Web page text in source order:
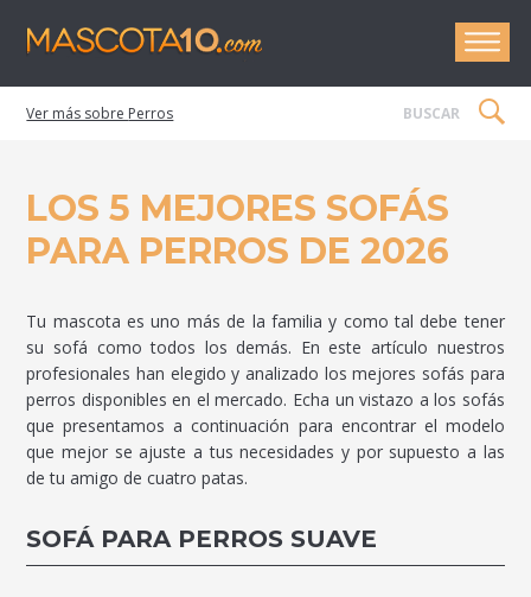
Perros
LOS 5 MEJORES SOFÁS
PARA PERROS DE 2026
Tu mascota es uno más de la familia y como tal debe tener
su sofá como todos los demás. En este artículo nuestros
profesionales han elegido y analizado los mejores sofás para
perros disponibles en el mercado. Echa un vistazo a los sofás
que presentamos a continuación para encontrar el modelo
que mejor se ajuste a tus necesidades y por supuesto a las
de tu amigo de cuatro patas.
SOFÁ PARA PERROS SUAVE